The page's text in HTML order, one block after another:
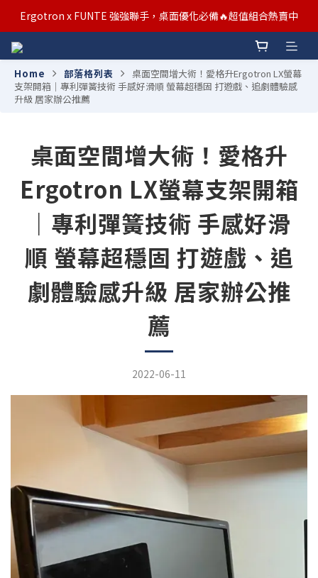
汰舊/升級補助優惠熱烈進行中！符合資格者歡迎申請購物金補助
Ergotron x FUNTE 強強聯手，桌面優化必備🔥超值組合熱賣中
汰舊/升級補助優惠熱烈進行中！符合資格者歡迎申請購物金補助
Home 部落格列表
桌面空間增大術！愛格升Ergotron LX螢幕
支架開箱｜專利彈簧技術 手感好滑順 螢幕超穩固 打遊戲、追劇體驗感
升級 居家辦公推薦
桌面空間增大術！愛格升
Ergotron LX螢幕支架開箱
｜專利彈簧技術 手感好滑
順 螢幕超穩固 打遊戲、追
劇體驗感升級 居家辦公推
薦
2022-06-11